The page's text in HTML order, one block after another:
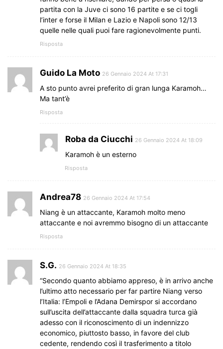
partita con la Juve ci sono 16 partite e se ci togli
l’inter e forse il Milan e Lazio e Napoli sono 12/13
quelle nelle quali puoi fare ragionevolmente punti.
Risposta
Guido La Moto 26 Gennaio 2024 At 17:31
A sto punto avrei preferito di gran lunga Karamoh…
Ma tant’è
Risposta
Roba da Ciucchi 26 Gennaio 2024 At 18:09
Karamoh è un esterno
Risposta
Andrea78 26 Gennaio 2024 At 17:54
Niang è un attaccante, Karamoh molto meno
attaccante e noi avremmo bisogno di un attaccante
Risposta
S.G. 26 Gennaio 2024 At 18:35
“Secondo quanto abbiamo appreso, è in arrivo anche
l’ultimo atto necessario per far partire Niang verso
l’Italia: l’Empoli e l’Adana Demirspor si accordano
sull’uscita dell’attaccante dalla squadra turca già
adesso con il riconoscimento di un indennizzo
economico, piuttosto basso, in favore del club
cedente, rendendo così il trasferimento a titolo